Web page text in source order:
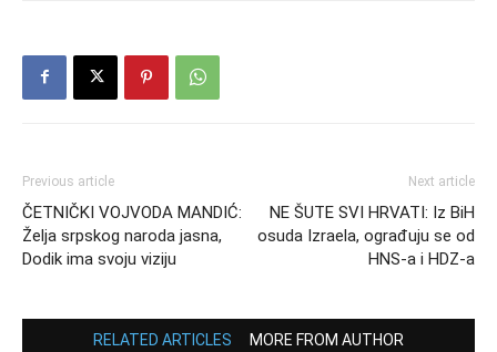
Previous article
ČETNIČKI VOJVODA MANDIĆ:
Želja srpskog naroda jasna,
Dodik ima svoju viziju
Next article
NE ŠUTE SVI HRVATI: Iz BiH
osuda Izraela, ograđuju se od
HNS-a i HDZ-a
RELATED ARTICLES MORE FROM AUTHOR